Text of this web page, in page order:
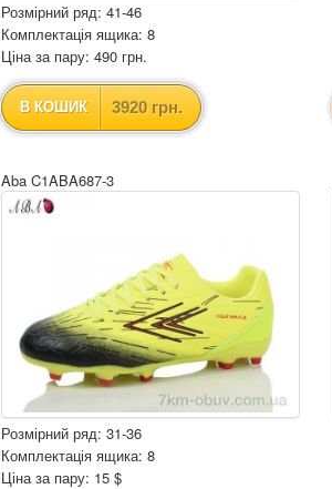
Розмірний ряд: 41-46
Комплектація ящика: 8
Ціна за пару: 490 грн.
В КОШИК 3920 грн.
Aba C1ABA687-3
Розмірний ряд: 31-36
Комплектація ящика: 8
Ціна за пару: 15 $